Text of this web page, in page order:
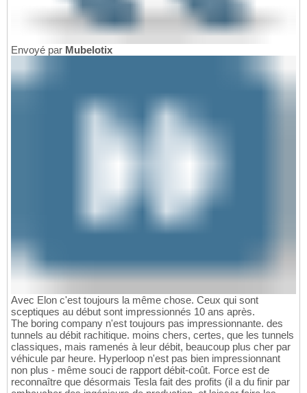
Envoyé par Mubelotix
Avec Elon c'est toujours la même chose. Ceux qui sont
sceptiques au début sont impressionnés 10 ans après.
The boring company n'est toujours pas impressionnante. des
tunnels au débit rachitique. moins chers, certes, que les tunnels
classiques, mais ramenés à leur débit, beaucoup plus cher par
véhicule par heure. Hyperloop n'est pas bien impressionnant
non plus - même souci de rapport débit-coût. Force est de
reconnaître que désormais Tesla fait des profits (il a du finir par